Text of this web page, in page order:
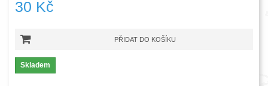
30 Kč
PŘIDAT DO KOŠÍKU
Skladem